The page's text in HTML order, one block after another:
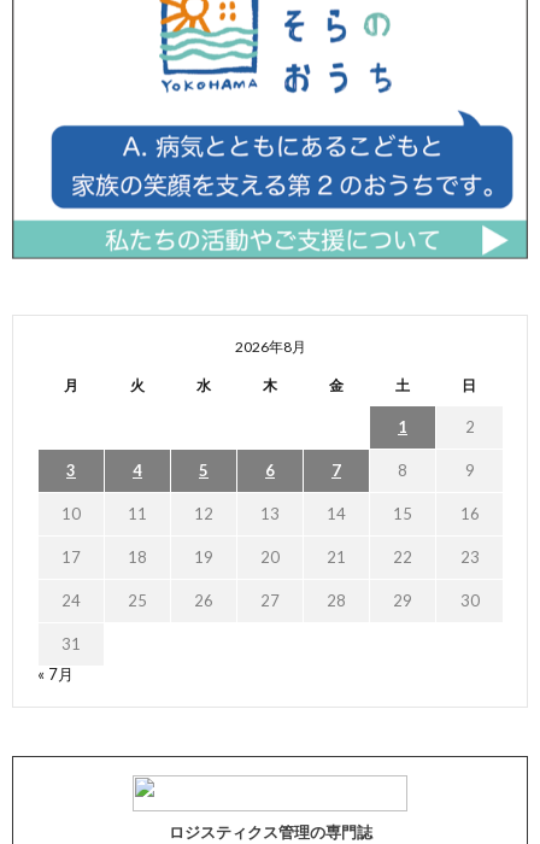
2026年8月
月 火 水 木 金 土 日
1 2
3 4 5 6 7 8 9
10 11 12 13 14 15 16
17 18 19 20 21 22 23
24 25 26 27 28 29 30
31
« 7月
ロジスティクス管理の専門誌